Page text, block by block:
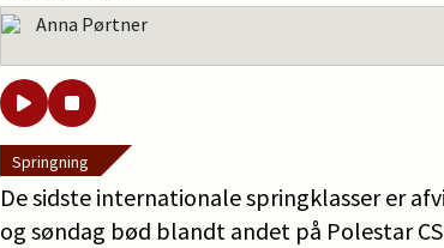
Anna Pørtner
Springning
De sidste internationale springklasser er
og søndag bød blandt andet på Polestar